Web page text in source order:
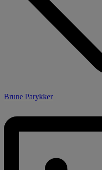
Brune Parykker